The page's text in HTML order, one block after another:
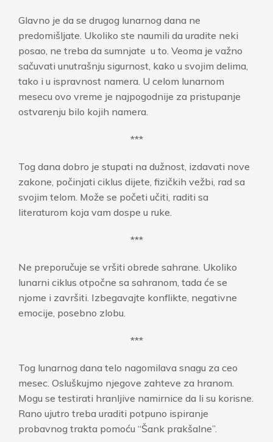
Glavno je da se drugog lunarnog dana ne
predomišljate. Ukoliko ste naumili da uradite neki
posao, ne treba da sumnjate u to. Veoma je važno
sačuvati unutrašnju sigurnost, kako u svojim delima,
tako i u ispravnost namera. U celom lunarnom
mesecu ovo vreme je najpogodnije za pristupanje
ostvarenju bilo kojih namera.
***
Tog dana dobro je stupati na dužnost, izdavati nove
zakone, počinjati ciklus dijete, fizičkih vežbi, rad sa
svojim telom. Može se početi učiti, raditi sa
literaturom koja vam dospe u ruke.
***
Ne preporučuje se vršiti obrede sahrane. Ukoliko
lunarni ciklus otpočne sa sahranom, tada će se
njome i završiti. Izbegavajte konflikte, negativne
emocije, posebno zlobu.
***
Tog lunarnog dana telo nagomilava snagu za ceo
mesec. Osluškujmo njegove zahteve za hranom.
Mogu se testirati hranljive namirnice da li su korisne.
Rano ujutro treba uraditi potpuno ispiranje
probavnog trakta pomoću “Šank prakšalne”.